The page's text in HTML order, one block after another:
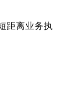
距离业务执